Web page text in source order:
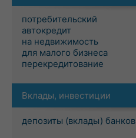
потребительский
автокредит
на недвижимость
для малого бизнеса
перекредитование
Вклады, инвестиции
депозиты (вклады) банков